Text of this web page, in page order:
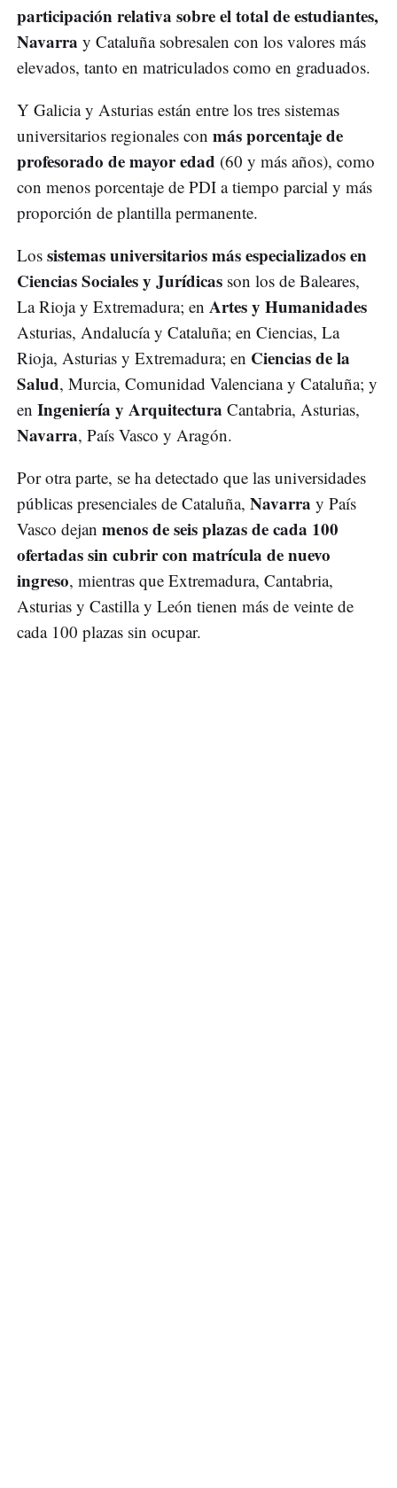
participación relativa sobre el total de estudiantes,
Navarra y Cataluña sobresalen con los valores más
elevados, tanto en matriculados como en graduados.
Y Galicia y Asturias están entre los tres sistemas
universitarios regionales con más porcentaje de
profesorado de mayor edad (60 y más años), como
con menos porcentaje de PDI a tiempo parcial y más
proporción de plantilla permanente.
Los sistemas universitarios más especializados en
Ciencias Sociales y Jurídicas son los de Baleares,
La Rioja y Extremadura; en Artes y Humanidades
Asturias, Andalucía y Cataluña; en Ciencias, La
Rioja, Asturias y Extremadura; en Ciencias de la
Salud, Murcia, Comunidad Valenciana y Cataluña; y
en Ingeniería y Arquitectura Cantabria, Asturias,
Navarra, País Vasco y Aragón.
Por otra parte, se ha detectado que las universidades
públicas presenciales de Cataluña, Navarra y País
Vasco dejan menos de seis plazas de cada 100
ofertadas sin cubrir con matrícula de nuevo
ingreso, mientras que Extremadura, Cantabria,
Asturias y Castilla y León tienen más de veinte de
cada 100 plazas sin ocupar.